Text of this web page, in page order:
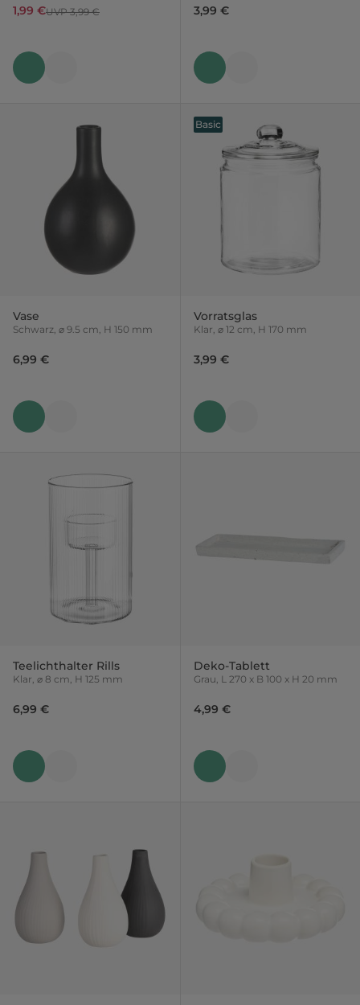
1,99 €UVP 3,99 € 3,99 €
Vase
Schwarz, ⌀ 9.5 cm, H 150 mm
6,99 €
Vorratsglas
Klar, ⌀ 12 cm, H 170 mm
3,99 €
Basic
Teelichthalter Rills
Klar, ⌀ 8 cm, H 125 mm
6,99 €
Deko-Tablett
Grau, L 270 x B 100 x H 20 mm
4,99 €